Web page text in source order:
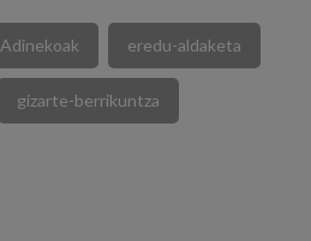
Adinekoak eredu-aldaketa
gizarte-berrikuntza